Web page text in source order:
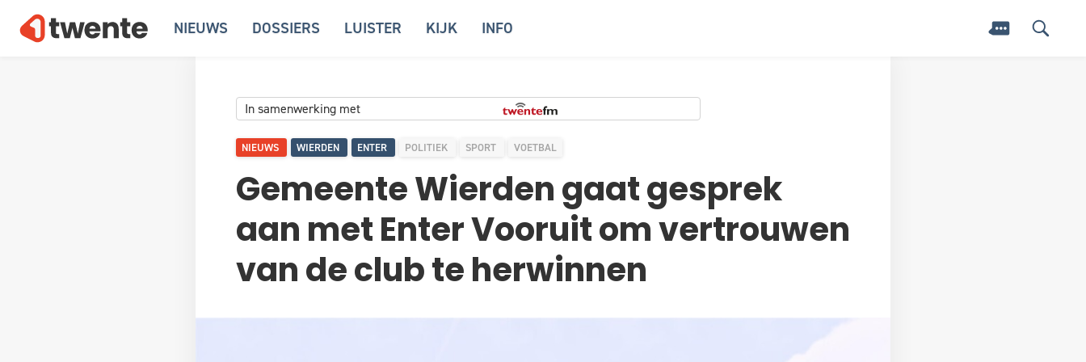
NIEUWS DOSSIERS LUISTER KIJK INFO
In samenwerking met
NIEUWS WIERDEN ENTER POLITIEK SPORT VOETBAL
Gemeente Wierden gaat gesprek
aan met Enter Vooruit om vertrouwen
van de club te herwinnen